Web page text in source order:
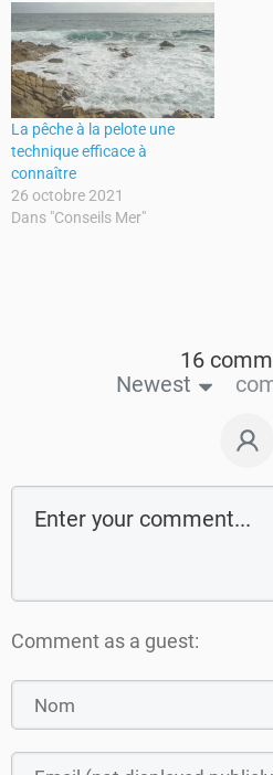
La pêche à la pelote une
technique efficace à
connaître
26 octobre 2021
Dans "Conseils Mer"
16
Newest
Comment as a guest: